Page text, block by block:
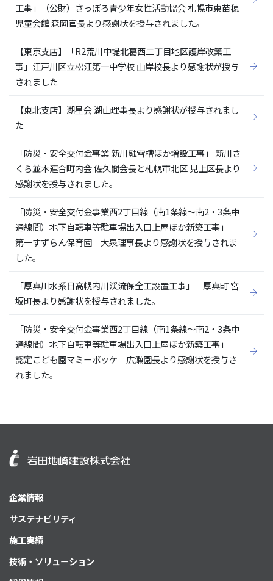
工事」（公財）さっぽろ青少年女性活動協会 札幌市東苗穂
児童会館 森岡官長より感謝状を授与されました。
【東京支店】「R2荒川中堤北葛西二丁目地区護岸改築工
事」江戸川区立松江第一中学校 山岸校長より感謝状が授与
されました
【東北支店】湖星会 湖山理事長より感謝状が授与されまし
た
「防災・安全交付金事業 新川融雪槽ほか増設工事」 新川さ
くら並木連合町内会 佐久間会長と札幌市北区 見上区長より
感謝状を授与されました。
「防災・安全交付金事業西2丁目線（南1条線～南2・3条中
通線間）地下自転車等駐車場出入口上屋ほか新築工事」
第一すずらん保育園 大泉理事長より感謝状を授与されま
した。
「厚真川水系日高幌内川渓流保全工設置工事」 厚真町 宮
坂町長より感謝状を授与されました。
「防災・安全交付金事業西2丁目線（南1条線～南2・3条中
通線間）地下自転車等駐車場出入口上屋ほか新築工事」
認定こども園マミーポッケ 広瀬園長より感謝状を授与さ
れました。
企業情報
サステナビリティ
施工実績
技術・ソリューション